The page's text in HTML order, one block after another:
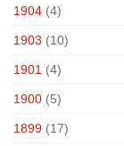
1904 (4)
1903 (10)
1901 (4)
1900 (5)
1899 (17)